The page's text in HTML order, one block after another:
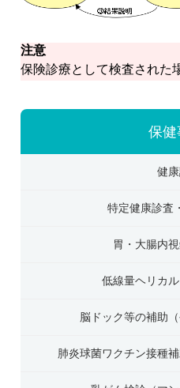
注意
保険診療として検査された
保健
健
特定健康診査
胃・大腸内
低線量ヘリカ
脳ドック等の補助
肺炎球菌ワクチン接種